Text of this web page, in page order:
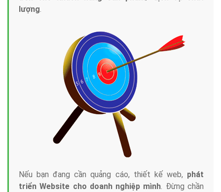
lượng.
Nếu bạn đang cần quảng cáo, thiết kế web, phát
triển Website cho doanh nghiệp mình. Đừng chần